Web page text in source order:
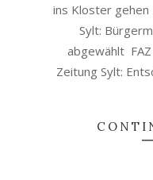
ins Kloster
Sylt:
abgewählt
Zeitung Sylt: